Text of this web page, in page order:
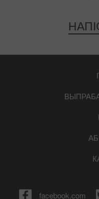
facebook.com